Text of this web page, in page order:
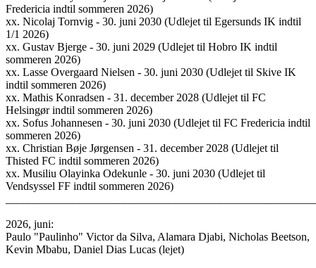
Fredericia indtil sommeren 2026)
xx. Nicolaj Tornvig - 30. juni 2030 (Udlejet til Egersunds IK indtil
1/1 2026)
xx. Gustav Bjerge - 30. juni 2029 (Udlejet til Hobro IK indtil
sommeren 2026)
xx. Lasse Overgaard Nielsen - 30. juni 2030 (Udlejet til Skive IK
indtil sommeren 2026)
xx. Mathis Konradsen - 31. december 2028 (Udlejet til FC
Helsingør indtil sommeren 2026)
xx. Sofus Johannesen - 30. juni 2030 (Udlejet til FC Fredericia indtil
sommeren 2026)
xx. Christian Bøje Jørgensen - 31. december 2028 (Udlejet til
Thisted FC indtil sommeren 2026)
xx. Musiliu Olayinka Odekunle - 30. juni 2030 (Udlejet til
Vendsyssel FF indtil sommeren 2026)
2026, juni:
Paulo "Paulinho" Victor da Silva, Alamara Djabi, Nicholas Beetson,
Kevin Mbabu, Daniel Dias Lucas (lejet)